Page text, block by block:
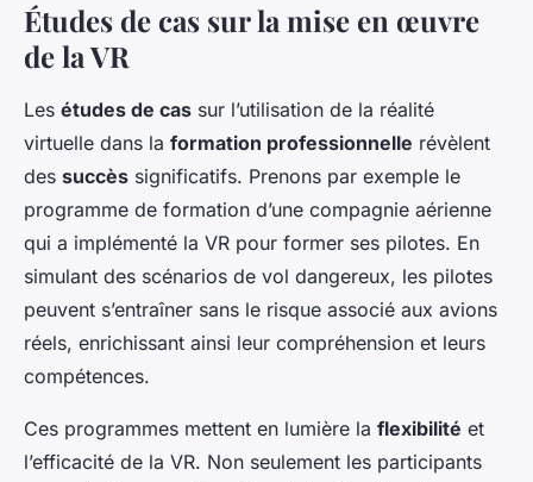
Études de cas sur la mise en œuvre
de la VR
Les études de cas sur l’utilisation de la réalité
virtuelle dans la formation professionnelle révèlent
des succès significatifs. Prenons par exemple le
programme de formation d’une compagnie aérienne
qui a implémenté la VR pour former ses pilotes. En
simulant des scénarios de vol dangereux, les pilotes
peuvent s’entraîner sans le risque associé aux avions
réels, enrichissant ainsi leur compréhension et leurs
compétences.
Ces programmes mettent en lumière la flexibilité et
l’efficacité de la VR. Non seulement les participants